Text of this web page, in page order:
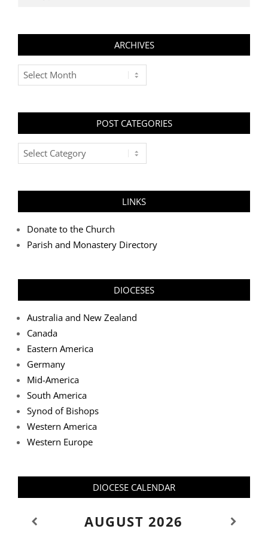
ARCHIVES
Archives
POST CATEGORIES
Post
Categories
LINKS
Donate to the Church
Parish and Monastery Directory
DIOCESES
Australia and New Zealand
Canada
Eastern America
Germany
Mid-America
South America
Synod of Bishops
Western America
Western Europe
DIOCESE CALENDAR
AUGUST 2026